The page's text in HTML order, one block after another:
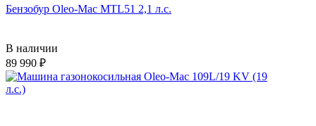
Бензобур Oleo-Mac MTL51 2,1 л.с.
В наличии
89 990